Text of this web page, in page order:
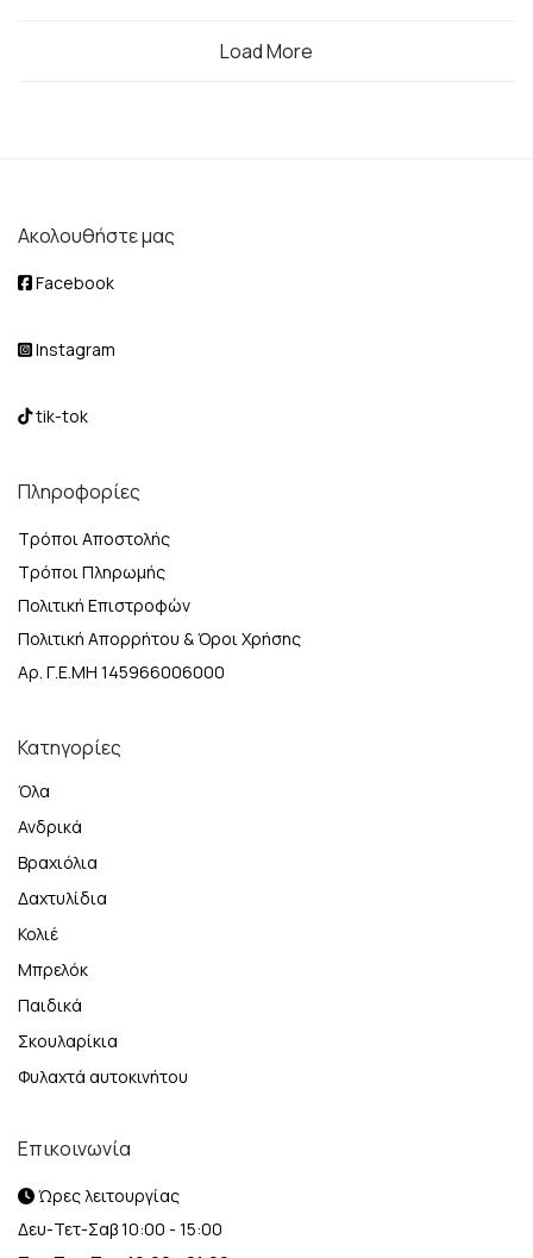
Load More
Ακολουθήστε μας
Facebook
Instagram
tik-tok
Πληροφορίες
Τρόποι Αποστολής
Τρόποι Πληρωμής
Πολιτική Επιστροφών
Πολιτική Απορρήτου & Όροι Χρήσης
Αρ. Γ.Ε.ΜΗ 145966006000
Κατηγορίες
Όλα
Ανδρικά
Βραχιόλια
Δαχτυλίδια
Κολιέ
Μπρελόκ
Παιδικά
Σκουλαρίκια
Φυλαχτά αυτοκινήτου
Επικοινωνία
Ώρες λειτουργίας
Δευ-Τετ-Σαβ 10:00 - 15:00